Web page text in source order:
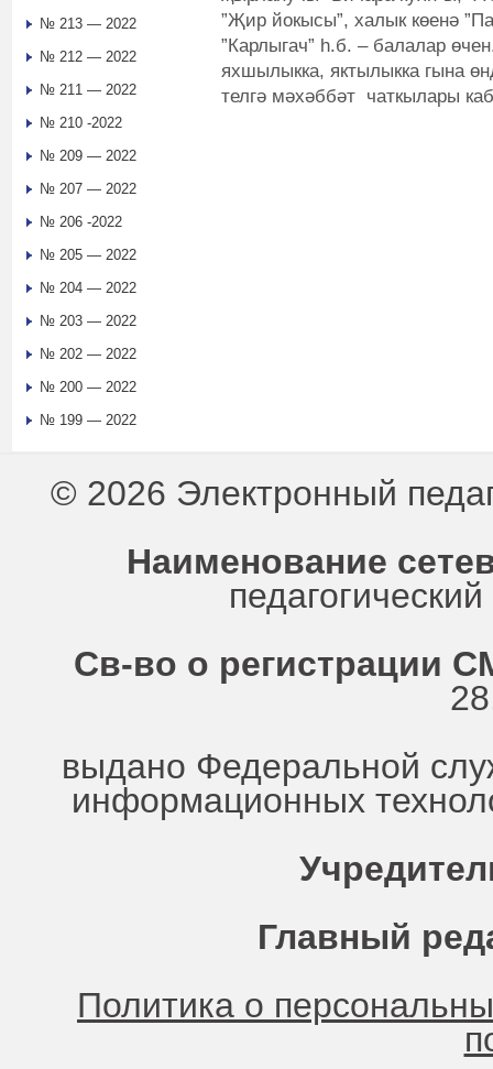
”Җир йокысы”, халык көенә
”Карлыгач” һ.б. – балалар
яхшылыкка, яктылыкка гына
телгә мәхәббәт чаткылары
№ 213 — 2022
№ 212 — 2022
№ 211 — 2022
№ 210 -2022
№ 209 — 2022
№ 207 — 2022
№ 206 -2022
№ 205 — 2022
№ 204 — 2022
№ 203 — 2022
№ 202 — 2022
№ 200 — 2022
№ 199 — 2022
© 2026 Электронный
Наименование
Св-во о регистрации
выдано Федеральной
информационных
Главный
Политика о